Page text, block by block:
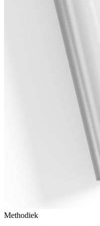
Methodiek